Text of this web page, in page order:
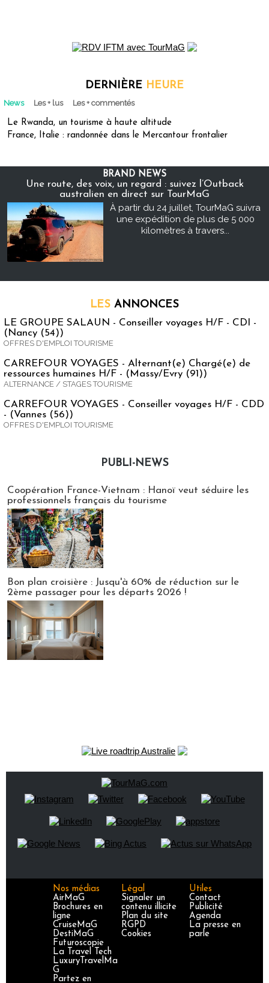
DERNIÈRE HEURE
News Les + lus Les + commentés
Le Rwanda, un tourisme à haute altitude
France, Italie : randonnée dans le Mercantour frontalier
BRAND NEWS
Une route, des voix, un regard : suivez l’Outback
australien en direct sur TourMaG
À partir du 24 juillet, TourMaG suivra
une expédition de plus de 5 000
kilomètres à travers...
LES ANNONCES
LE GROUPE SALAUN - Conseiller voyages H/F - CDI -
(Nancy (54))
OFFRES D'EMPLOI TOURISME
CARREFOUR VOYAGES - Alternant(e) Chargé(e) de
ressources humaines H/F - (Massy/Evry (91))
ALTERNANCE / STAGES TOURISME
CARREFOUR VOYAGES - Conseiller voyages H/F - CDD
- (Vannes (56))
OFFRES D'EMPLOI TOURISME
PUBLI-NEWS
Coopération France-Vietnam : Hanoï veut séduire les
professionnels français du tourisme
Bon plan croisière : Jusqu'à 60% de réduction sur le
2ème passager pour les départs 2026 !
Nos médias
AirMaG
Brochures en
ligne
CruiseMaG
DestiMaG
Futuroscopie
La Travel Tech
LuxuryTravelMa
G
Partez en
Légal
Signaler un
contenu illicite
Plan du site
RGPD
Cookies
Utiles
Contact
Publicité
Agenda
La presse en
parle